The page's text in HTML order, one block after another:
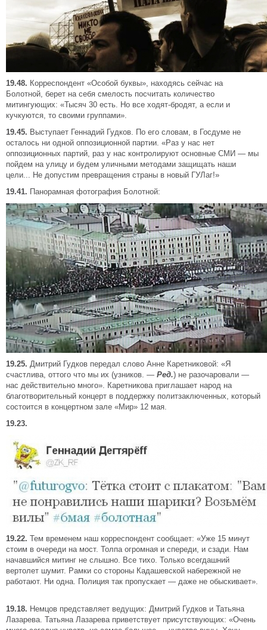
19.48. Корреспондент «Особой буквы», находясь сейчас на
Болотной, берет на себя смелость посчитать количество
митингующих: «Тысяч 30 есть. Но все ходят-бродят, а если и
кучкуются, то своими группами».
19.45. Выступает Геннадий Гудков. По его словам, в Госдуме не
осталось ни одной оппозиционной партии. «Раз у нас нет
оппозиционных партий, раз у нас контролируют основные СМИ — мы
пойдем на улицу и будем уличными методами защищать наши
цели... Не допустим превращения страны в новый ГУЛаг!»
19.41. Панорамная фотография Болотной:
19.25. Дмитрий Гудков передал слово Анне Каретниковой: «Я
счастлива, оттого что мы их (узников. — Ред.) не разочаровали —
нас действительно много». Каретникова приглашает народ на
благотворительный концерт в поддержку политзаключенных, который
состоится в концертном зале «Мир» 12 мая.
19.23.
19.22. Тем временем наш корреспондент сообщает: «Уже 15 минут
стоим в очереди на мост. Толпа огромная и спереди, и сзади. Нам
начавшийся митинг не слышно. Все тихо. Только всегдашний
вертолет шумит. Рамки со стороны Кадашевской набережной не
работают. Ни одна. Полиция так пропускает — даже не обыскивает».
19.18. Немцов представляет ведущих: Дмитрий Гудков и Татьяна
Лазарева. Татьяна Лазарева приветствует присутствующих: «Очень